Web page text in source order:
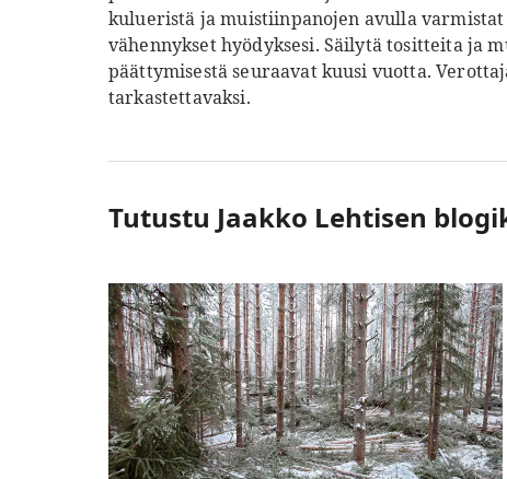
kulueristä ja muistiinpanojen avulla
vähennykset hyödyksesi. Säilytä tositteita ja
päättymisestä seuraavat kuusi vuotta.
tarkastettavaksi.
Tutustu Jaakko Lehtisen